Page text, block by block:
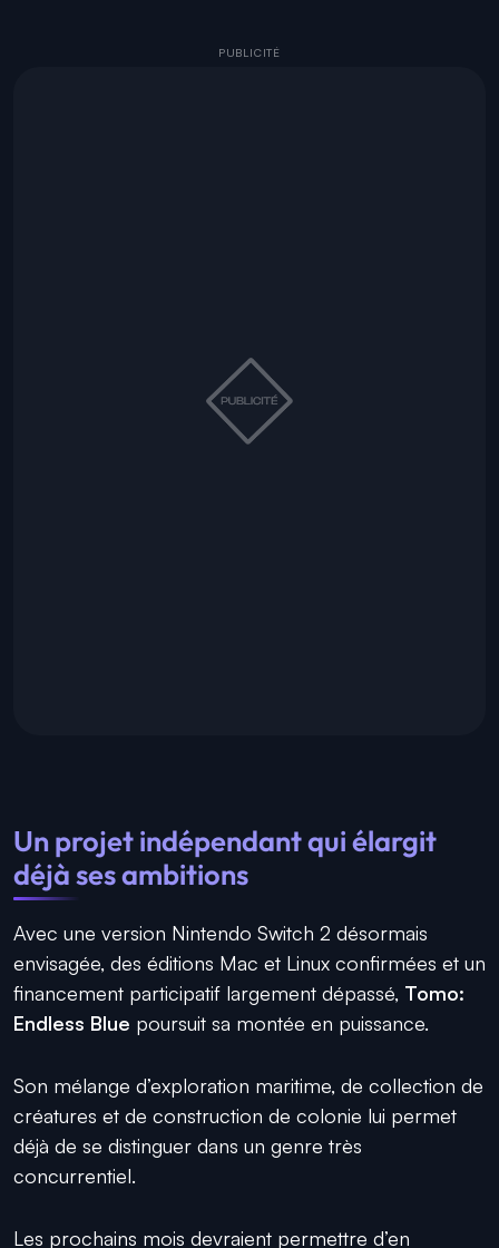
Un projet indépendant qui élargit
déjà ses ambitions
Avec une version Nintendo Switch 2 désormais
envisagée, des éditions Mac et Linux confirmées et un
financement participatif largement dépassé, Tomo:
Endless Blue poursuit sa montée en puissance.
Son mélange d’exploration maritime, de collection de
créatures et de construction de colonie lui permet
déjà de se distinguer dans un genre très
concurrentiel.
Les prochains mois devraient permettre d’en